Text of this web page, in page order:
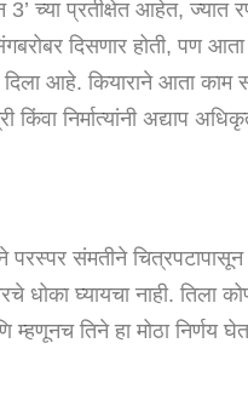
3’ च्या प्रतीक्षेत आहेत,
दिसणार होती, पण
आहे. कियाराने आता काम
निर्मात्यांनी अद्याप
परस्पर संमतीने
धोका घ्यायचा नाही. तिला
म्हणूनच तिने हा मोठा